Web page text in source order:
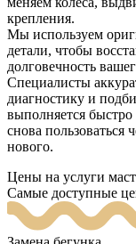
крепления.
Мы используем
детали, чтобы
долговечность
Специалисты
диагностику и
выполняется
снова пользоваться
нового.
Цены на услуги
Самые доступные